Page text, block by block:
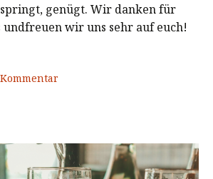
genügt. Wir danken für
undfreuen wir uns sehr auf euch!